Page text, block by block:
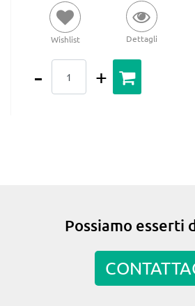
Wishlist Dettagli
Possiamo esserti